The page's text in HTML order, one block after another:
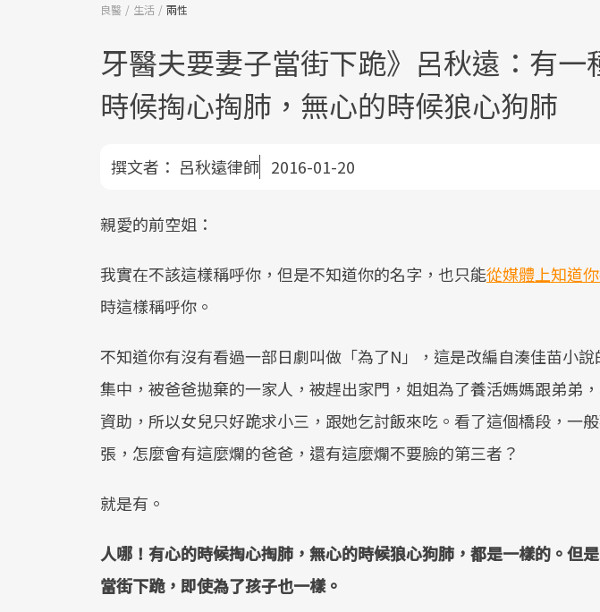
良醫 生活 兩性
牙醫夫要妻子當街下跪》呂秋遠：有一
時候掏心掏肺，無心的時候狼心狗肺
撰文者： 呂秋遠律師 2016-01-20
親愛的前空姐：
我實在不該這樣稱呼你，但是不知道你的名字，也只能從媒體上知道
時這樣稱呼你。
不知道你有沒有看過一部日劇叫做「為了N」，這是改編自湊佳苗小
集中，被爸爸拋棄的一家人，被趕出家門，姐姐為了養活媽媽跟弟弟
資助，所以女兒只好跪求小三，跟她乞討飯來吃。看了這個橋段，一
張，怎麼會有這麼爛的爸爸，還有這麼爛不要臉的第三者？
就是有。
人哪！有心的時候掏心掏肺，無心的時候狼心狗肺，都是一樣的。但
當街下跪，即使為了孩子也一樣。
政策如「健康
療院所的服務
狀況、啟動健
全面啟動你的
建立對亞健康